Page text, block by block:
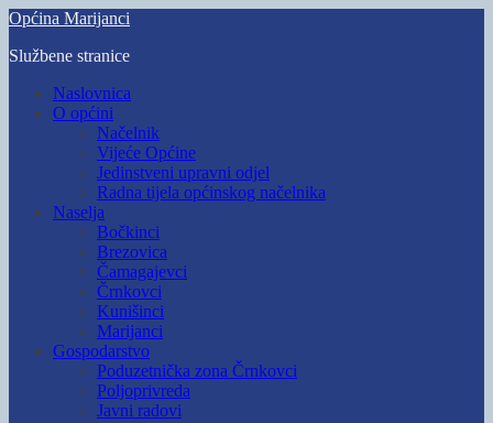
Skip
main
Općina Marijanci
Službene stranice
Toggle
mobile
Naslovnica
O općini
Načelnik
Vijeće Općine
Jedinstveni upravni odjel
Radna tijela općinskog načelnika
Naselja
Bočkinci
Brezovica
Čamagajevci
Črnkovci
Kunišinci
Marijanci
Gospodarstvo
Poduzetnička zona Črnkovci
Poljoprivreda
Javni radovi